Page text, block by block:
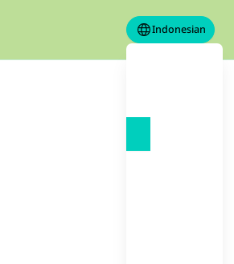
Indonesian